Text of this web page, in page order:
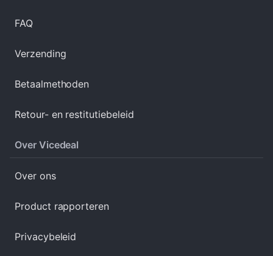
FAQ
Verzending
Betaalmethoden
Retour- en restitutiebeleid
Over Vicedeal
Over ons
Product rapporteren
Privacybeleid